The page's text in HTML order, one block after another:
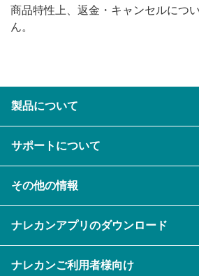
商品特性上、返金・キャンセルにつ
ん。
製品について
ご利用企業様の声
セキュリティ
資料をダウンロードする
サポートについて
充実サポート
その他の情報
セミナー一覧
ナレカンアプリのダウンロード
ナレカンご利用者様向け